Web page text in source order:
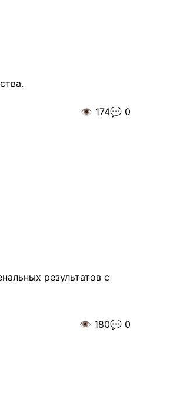
👁️ 174💬 0
результатов с
👁️ 180💬 0